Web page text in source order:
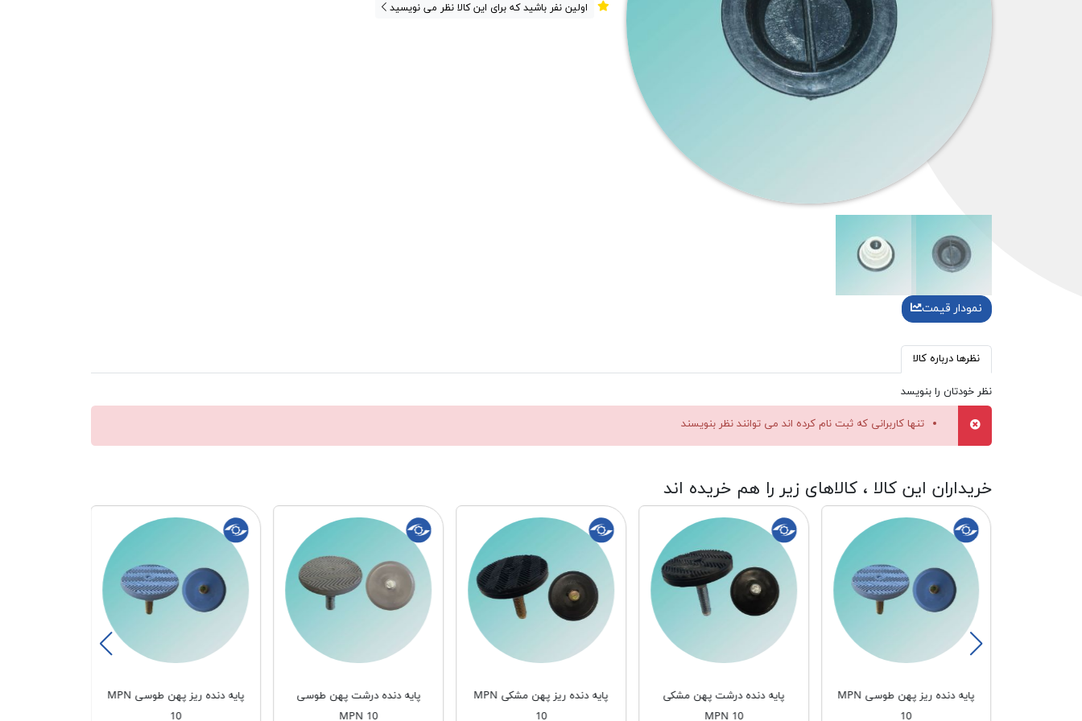
نمودار قیمت
اولین نفر باشید که برای این کالا نظر می نویسید
نظرها درباره کالا
نظر خودتان را بنویسد
تنها کاربرانی که ثبت نام کرده اند می توانند نظر بنویسند
خریداران این کالا ، کالاهای زیر را هم خریده اند
پایه دنده ریز پهن طوسی MPN
10
پایه دنده درشت پهن مشکی
MPN 10
پایه دنده ریز پهن مشکی MPN
10
پایه دنده درشت پهن طوسی
MPN 10
پایه دنده ریز پهن طوسی MPN
10